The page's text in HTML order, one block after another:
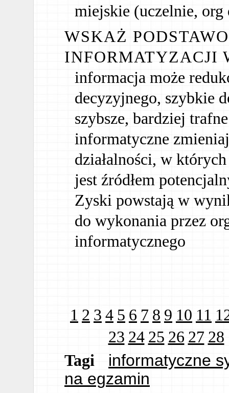
miejskie (uczelnie, org
WSKAŻ
INFORMATYZACJI
informacja może
decyzyjnego, szybkie
szybsze, bardziej
informatyczne
działalności, w
jest źródłem
Zyski powstają w
do wykonania przez
informatycznego
1 2 3 4 5 6 7 8 9 10 11
23 24 25 26 27 28
Tagi
informatyczne
na egzamin